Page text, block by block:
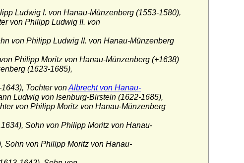
Ludwig I. von Hanau-Münzenberg (1553-1580),
von Philipp Ludwig II. von
von Philipp Ludwig II. von Hanau-Münzenberg
Philipp Moritz von Hanau-Münzenberg (+1638)
(1623-1685),
Tochter vonAlbrecht von Hanau-
Ludwig von Isenburg-Birstein (1622-1685),
von Philipp Moritz von Hanau-Münzenberg
Sohn von Philipp Moritz von Hanau-
Sohn von Philipp Moritz von Hanau-